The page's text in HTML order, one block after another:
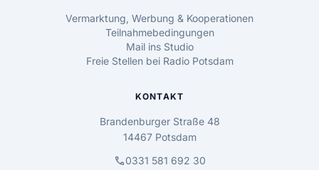
Vermarktung, Werbung & Kooperationen
Teilnahmebedingungen
Mail ins Studio
Freie Stellen bei Radio Potsdam
KONTAKT
Brandenburger Straße 48
14467 Potsdam
call0331 581 692 30